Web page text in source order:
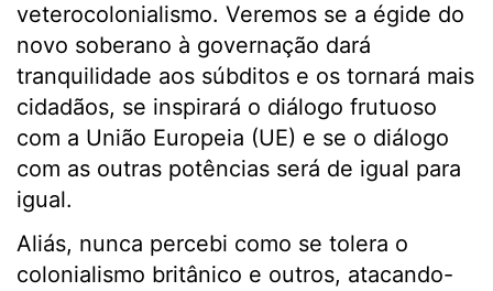
veterocolonialismo. Veremos se a égide do
novo soberano à governação dará
tranquilidade aos súbditos e os tornará mais
cidadãos, se inspirará o diálogo frutuoso
com a União Europeia (UE) e se o diálogo
com as outras potências será de igual para
igual.
Aliás, nunca percebi como se tolera o
colonialismo britânico e outros, atacando-